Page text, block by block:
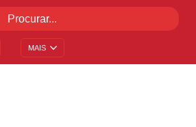
MAIS